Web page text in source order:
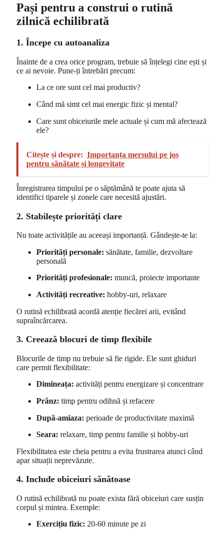
Pași pentru a construi o rutină
zilnică echilibrată
1. Începe cu autoanaliza
Înainte de a crea orice program, trebuie să înțelegi cine ești și
ce ai nevoie. Pune-ți întrebări precum:
La ce ore sunt cel mai productiv?
Când mă simt cel mai energic fizic și mental?
Care sunt obiceiurile mele actuale și cum mă afectează
ele?
Citește și despre: Importanța mersului pe jos
pentru sănătate și longevitate
Înregistrarea timpului pe o săptămână te poate ajuta să
identifici tiparele și zonele care necesită ajustări.
2. Stabilește priorități clare
Nu toate activitățile au aceeași importanță. Gândește-te la:
Priorități personale: sănătate, familie, dezvoltare
personală
Priorități profesionale: muncă, proiecte importante
Activități recreative: hobby-uri, relaxare
O rutină echilibrată acordă atenție fiecărei arii, evitând
supraîncărcarea.
3. Creează blocuri de timp flexibile
Blocurile de timp nu trebuie să fie rigide. Ele sunt ghiduri
care permit flexibilitate:
Dimineața: activități pentru energizare și concentrare
Prânz: timp pentru odihnă și refacere
După-amiaza: perioade de productivitate maximă
Seara: relaxare, timp pentru familie și hobby-uri
Flexibilitatea este cheia pentru a evita frustrarea atunci când
apar situații neprevăzute.
4. Include obiceiuri sănătoase
O rutină echilibrată nu poate exista fără obiceiuri care susțin
corpul și mintea. Exemple:
Exercițiu fizic: 20-60 minute pe zi